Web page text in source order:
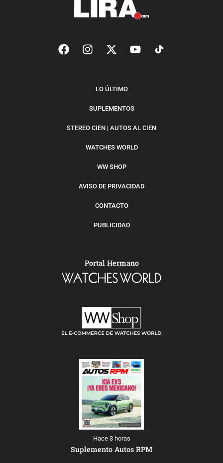
LO ÚLTIMO
SUPLEMENTOS
STEREO CIEN | AUTOS AL CIEN
WATCHES WORLD
WW SHOP
AVISO DE PRIVACIDAD
CONTACTO
PUBLICIDAD
Portal Hermano
Hace 3 horas
Suplemento Autos RPM